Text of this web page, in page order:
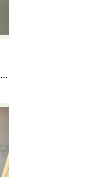
【施工事例】畳新調・襖張替「熊本市南区H様邸」